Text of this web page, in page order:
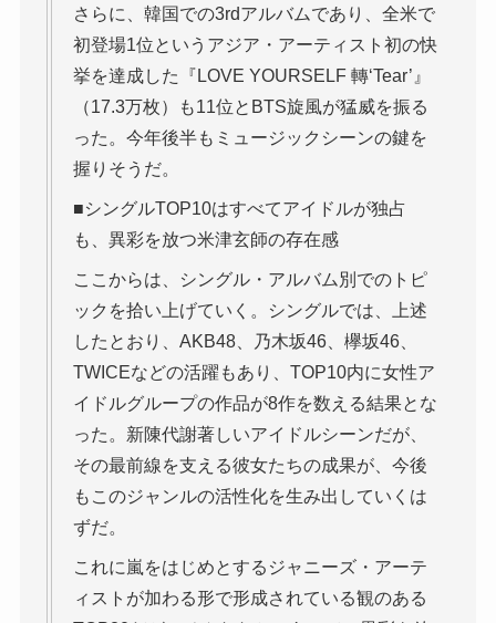
さらに、韓国での3rdアルバムであり、全米で
初登場1位というアジア・アーティスト初の快
挙を達成した『LOVE YOURSELF 轉‘Tear’』
（17.3万枚）も11位とBTS旋風が猛威を振る
った。今年後半もミュージックシーンの鍵を
握りそうだ。
■シングルTOP10はすべてアイドルが独占
も、異彩を放つ米津玄師の存在感
ここからは、シングル・アルバム別でのトピ
ックを拾い上げていく。シングルでは、上述
したとおり、AKB48、乃木坂46、欅坂46、
TWICEなどの活躍もあり、TOP10内に女性ア
イドルグループの作品が8作を数える結果とな
った。新陳代謝著しいアイドルシーンだが、
その最前線を支える彼女たちの成果が、今後
もこのジャンルの活性化を生み出していくは
ずだ。
これに嵐をはじめとするジャニーズ・アーテ
ィストが加わる形で形成されている観のある